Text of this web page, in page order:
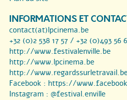
INFORMATIONS ET
contact(at)lpcinema.be
+32 (0)2 538 17 57 / +32 (0)493 56
http://www.festivalenville.be
http://www.lpcinema.be
http://
Facebook : https://
Instagram : @festival.enville